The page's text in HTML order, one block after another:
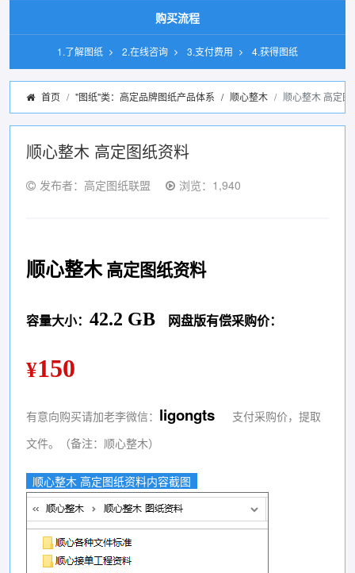
购买流程
1.了解图纸 2.在线咨询 3.支付费用 4.获得图纸
首页 "图纸"类：高定品牌图纸产品体系 / 顺心整木 顺心整木 高定图
顺心整木 高定图纸资料
发布者：高定图纸联盟 浏览：1,940
顺心整木高定图纸资料
容量大小： 42.2 GB 网盘版有偿采购价：
¥150
有意向购买请加老李微信： ligongts
支付采购价，提取
文件。（备注：顺心整木）
顺心整木 高定图纸资料内容截图